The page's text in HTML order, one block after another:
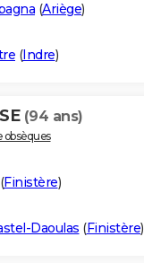
(Ariège)
(Indre)
(94 ans)
Finistère)
Daoulas (Finistère)